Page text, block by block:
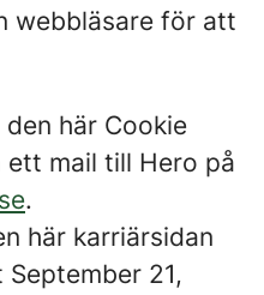
webbläsare för att
här Cookie
ett mail till Hero på
.
här karriärsidan
21,